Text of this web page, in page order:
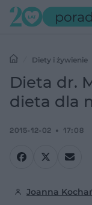
Diety i żywienie
idealna dieta dla
Dieta dr.
dieta dla
2015-12-02 17:08
Joanna